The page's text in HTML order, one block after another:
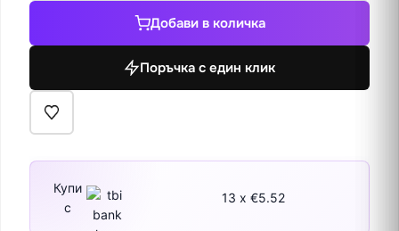
Любовно
Добави в количка
Поръчка с един клик
Купи
с
13 x €5.52